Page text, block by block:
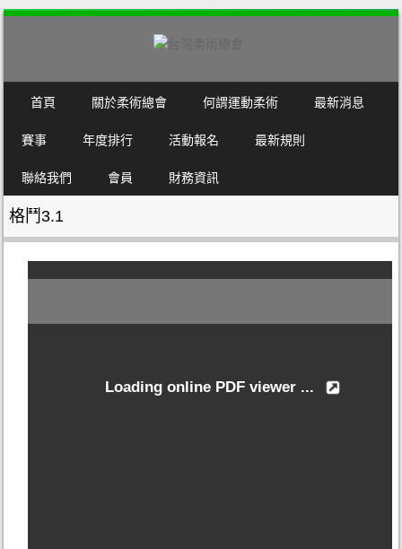
MENU
SKIP TO CONTENT
首頁 關於柔術總會 何謂運動柔術 最新消息
賽事 年度排行 活動報名 最新規則
聯絡我們 會員 財務資訊
格鬥3.1